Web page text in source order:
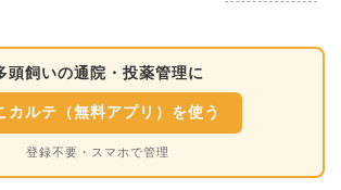
頭飼いの通院・投薬管理に
カルテ（無料アプリ）を使う
登録不要・スマホで管理